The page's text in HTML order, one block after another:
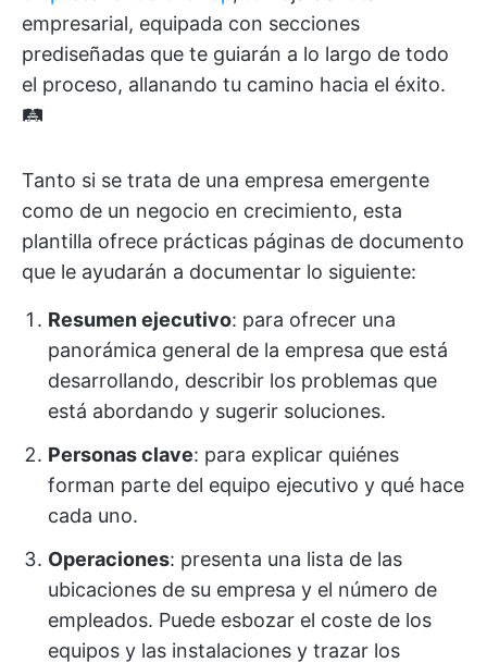
empresarial, equipada con secciones
prediseñadas que te guiarán a lo largo de todo
el proceso, allanando tu camino hacia el éxito.
🛤️
Tanto si se trata de una empresa emergente
como de un negocio en crecimiento, esta
plantilla ofrece prácticas páginas de documento
que le ayudarán a documentar lo siguiente:
Resumen ejecutivo: para ofrecer una
panorámica general de la empresa que está
desarrollando, describir los problemas que
está abordando y sugerir soluciones.
Personas clave: para explicar quiénes
forman parte del equipo ejecutivo y qué hace
cada uno.
Operaciones: presenta una lista de las
ubicaciones de su empresa y el número de
empleados. Puede esbozar el coste de los
equipos y las instalaciones y trazar los